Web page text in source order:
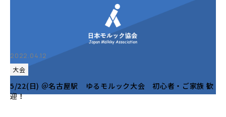
2022.04.12
大会
5/22(日) ＠名古屋駅 ゆるモルック大会 初心者・ご家族 歓
迎！